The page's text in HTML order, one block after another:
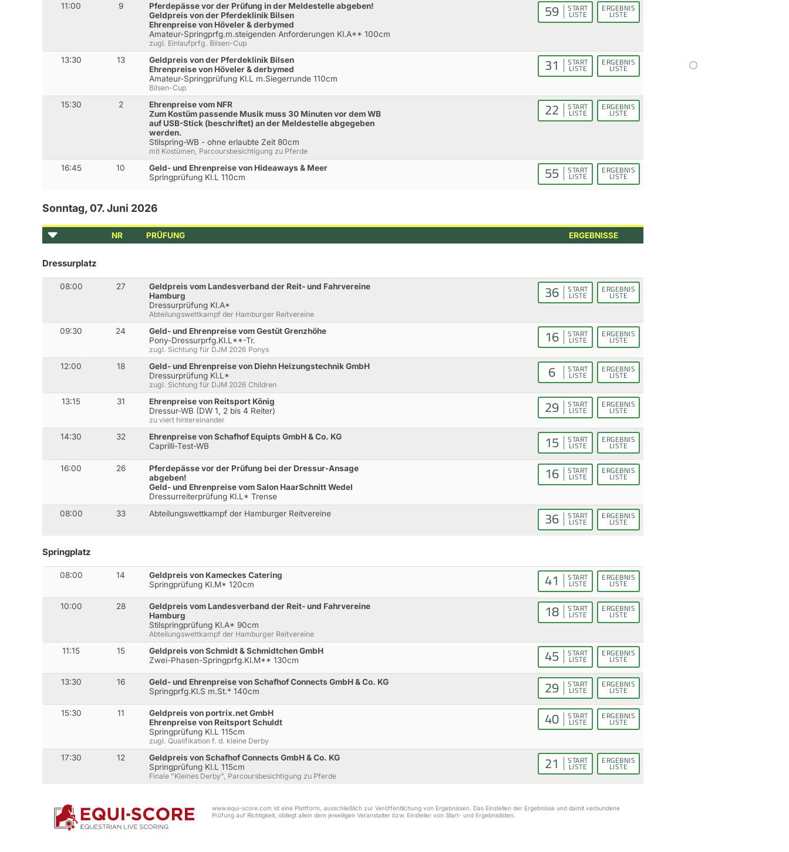
11:00 9
Pferdepässe vor der Prüfung in der Meldestelle abgeben!
Geldpreis von der Pferdeklinik Bilsen
Ehrenpreise von Höveler & derbymed
Amateur-Springprfg.m.steigenden Anforderungen Kl.A** 100cm
zugl. Einlaufprfg. Bilsen-Cup
59 START
LISTE
ERGEBNIS
LISTE
13:30 13
Geldpreis von der Pferdeklinik Bilsen
Ehrenpreise von Höveler & derbymed
Amateur-Springprüfung Kl.L m.Siegerrunde 110cm
Bilsen-Cup
31 START
LISTE
ERGEBNIS
LISTE
15:30 2
Ehrenpreise vom NFR
Zum Kostüm passende Musik muss 30 Minuten vor dem WB
auf USB-Stick (beschriftet) an der Meldestelle abgegeben
werden.
Stilspring-WB - ohne erlaubte Zeit 80cm
mit Kostümen, Parcoursbesichtigung zu Pferde
22 START
LISTE
ERGEBNIS
LISTE
16:45 10
Geld- und Ehrenpreise von Hideaways & Meer
Springprüfung Kl.L 110cm
55 START
LISTE
ERGEBNIS
LISTE
Sonntag, 07. Juni 2026
NR PRÜFUNG ERGEBNISSE
Dressurplatz
08:00 27
Geldpreis vom Landesverband der Reit- und Fahrvereine
Hamburg
Dressurprüfung Kl.A*
Abteilungswettkampf der Hamburger Reitvereine
36 START
LISTE
ERGEBNIS
LISTE
09:30 24
Geld- und Ehrenpreise vom Gestüt Grenzhöhe
Pony-Dressurprfg.Kl.L**-Tr.
zugl. Sichtung für DJM 2026 Ponys
16 START
LISTE
ERGEBNIS
LISTE
12:00 18
Geld- und Ehrenpreise von Diehn Heizungstechnik GmbH
Dressurprüfung Kl.L*
zugl. Sichtung für DJM 2026 Children
6 START
LISTE
ERGEBNIS
LISTE
13:15 31
Ehrenpreise von Reitsport König
Dressur-WB (DW 1, 2 bis 4 Reiter)
zu viert hintereinander
29 START
LISTE
ERGEBNIS
LISTE
14:30 32
Ehrenpreise von Schafhof Equipts GmbH & Co. KG
Caprilli-Test-WB
15 START
LISTE
ERGEBNIS
LISTE
16:00 26
Pferdepässe vor der Prüfung bei der Dressur-Ansage
abgeben!
Geld- und Ehrenpreise vom Salon HaarSchnitt Wedel
Dressurreiterprüfung Kl.L* Trense
16 START
LISTE
ERGEBNIS
LISTE
08:00 33 Abteilungswettkampf der Hamburger Reitvereine 36 START
LISTE
ERGEBNIS
LISTE
Springplatz
08:00 14
Geldpreis von Kameckes Catering
Springprüfung Kl.M* 120cm
41 START
LISTE
ERGEBNIS
LISTE
10:00 28
Geldpreis vom Landesverband der Reit- und Fahrvereine
Hamburg
Stilspringprüfung Kl.A* 90cm
Abteilungswettkampf der Hamburger Reitvereine
18 START
LISTE
ERGEBNIS
LISTE
11:15 15
Geldpreis von Schmidt & Schmidtchen GmbH
Zwei-Phasen-Springprfg.Kl.M** 130cm
45 START
LISTE
ERGEBNIS
LISTE
13:30 16
Geld- und Ehrenpreise von Schafhof Connects GmbH & Co. KG
Springprfg.Kl.S m.St.* 140cm
29 START
LISTE
ERGEBNIS
LISTE
15:30 11
Geldpreis von portrix.net GmbH
Ehrenpreise von Reitsport Schuldt
Springprüfung Kl.L 115cm
zugl. Qualifikation f. d. kleine Derby
40 START
LISTE
ERGEBNIS
LISTE
17:30 12
Geldpreis von Schafhof Connects GmbH & Co. KG
Springprüfung Kl.L 115cm
Finale "Kleines Derby", Parcoursbesichtigung zu Pferde
21 START
LISTE
ERGEBNIS
LISTE
www.equi-score.com ist eine Plattform, ausschließlich zur Veröffentlichung von Ergebnissen. Das Einstellen der Ergebnisse und damit verbundene
Prüfung auf Richtigkeit, obliegt allein dem jeweiligen Veranstalter bzw. Einsteller von Start- und Ergebnislisten.